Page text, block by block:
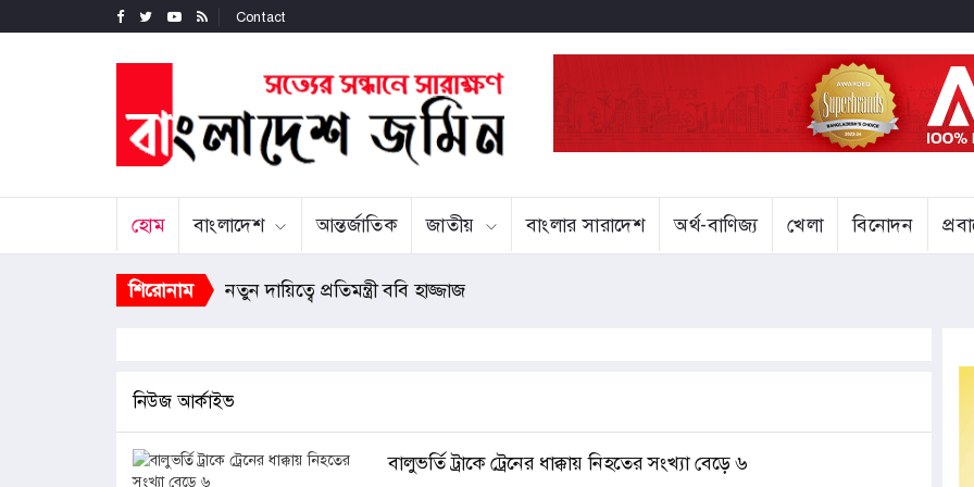
Contact
হোম বাংলাদেশ আন্তর্জাতিক জাতীয় বাংলার সারাদেশ অর্থ-বাণিজ্য খেলা বিনোদন
শিরোনাম নতুন দায়িত্বে প্রতিমন্ত্রী ববি হাজ্জাজ
নিউজ আর্কাইভ
বালুভর্তি ট্রাকে ট্রেনের ধাক্কায় নিহতের সংখ্যা বেড়ে ৬